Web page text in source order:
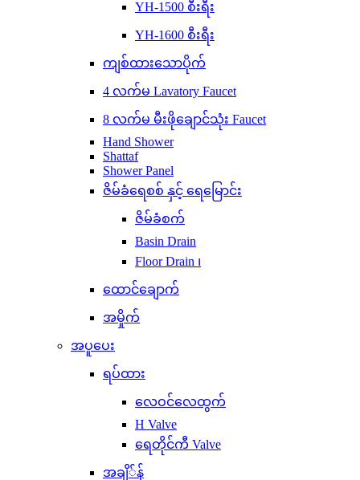
YH-1500 စီးရီး
YH-1600 စီးရီး
ကျစ်ထားသောပိုက်
4 လက်မ Lavatory Faucet
8 လက်မ မီးဖိုချောင်သုံး Faucet
Hand Shower
Shattaf
Shower Panel
ဇိမ်ခံရေစစ် နှင့် ရေမြောင်း
ဇိမ်ခံစက်
Basin Drain
Floor Drain ၊
ထောင်ချောက်
အမှိုက်
အပူပေး
ရပ်ထား
လေဝင်လေထွက်
H Valve
ရေတိုင်ကီ Valve
အချိ်န်